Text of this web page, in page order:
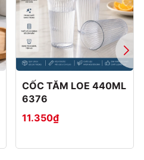
CỐC TĂM LOE 440ML
6376
11.350₫